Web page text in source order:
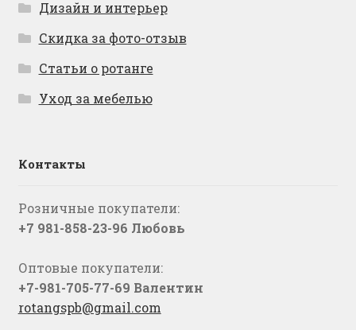
Дизайн и интерьер
Скидка за фото-отзыв
Статьи о ротанге
Уход за мебелью
Контакты
Розничные покупатели:
+7 981-858-23-96 Любовь
Оптовые покупатели:
+7-981-705-77-69 Валентин
rotangspb@gmail.com